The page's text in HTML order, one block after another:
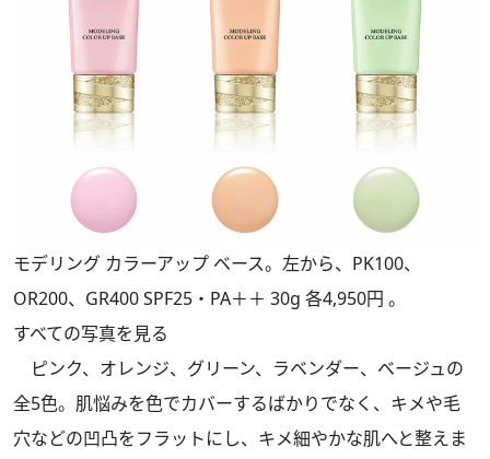
モデリング カラーアップ ベース。左から、PK100、
OR200、GR400 SPF25・PA＋＋ 30g 各4,950円 。
すべての写真を見る
ピンク、オレンジ、グリーン、ラベンダー、ベージュの
全5色。肌悩みを色でカバーするばかりでなく、キメや毛
穴などの凹凸をフラットにし、キメ細やかな肌へと整えま